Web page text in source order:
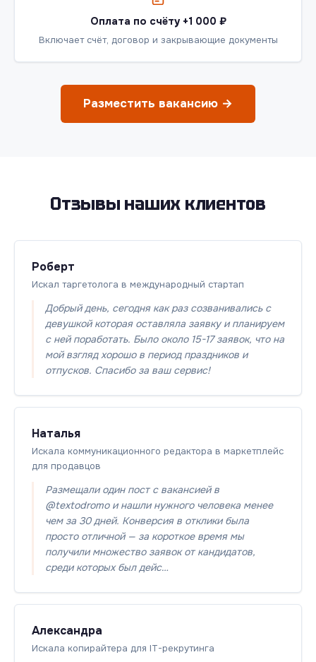
Оплата по счёту +1 000 ₽
Включает счёт, договор и закрывающие документы
Разместить вакансию →
Отзывы наших клиентов
Роберт
Искал таргетолога в международный стартап
Добрый день, сегодня как раз созванивались с
девушкой которая оставляла заявку и планируем
с ней поработать. Было около 15-17 заявок, что на
мой взгляд хорошо в период праздников и
отпусков. Спасибо за ваш сервис!
Наталья
Искала коммуникационного редактора в маркетплейс
для продавцов
Размещали один пост с вакансией в
@textodromo и нашли нужного человека менее
чем за 30 дней. Конверсия в отклики была
просто отличной — за короткое время мы
получили множество заявок от кандидатов,
среди которых был дейс…
Александра
Искала копирайтера для IT-рекрутинга